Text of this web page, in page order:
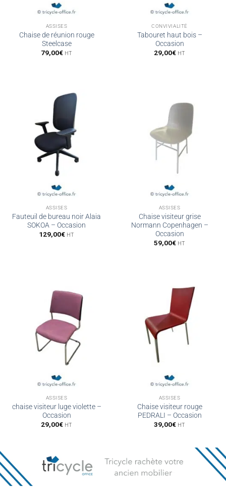
ASSISES
Chaise de réunion rouge
Steelcase
79,00€ HT
CONVIVIALITÉ
Tabouret haut bois –
Occasion
29,00€ HT
ASSISES
Fauteuil de bureau noir Alaia
SOKOA – Occasion
129,00€ HT
ASSISES
Chaise visiteur grise
Normann Copenhagen –
Occasion
59,00€ HT
ASSISES
chaise visiteur luge violette –
Occasion
29,00€ HT
ASSISES
Chaise visiteur rouge
PEDRALI – Occasion
39,00€ HT